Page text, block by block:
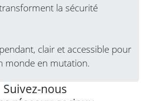
la sécurité
clair et accessible pour
monde en mutation.
Suivez-nous